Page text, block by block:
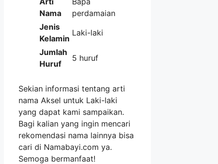
Nama
perdamaian
Jenis
Kelamin
Laki-laki
Jumlah
Huruf
5 huruf
Sekian informasi tentang arti
nama Aksel untuk Laki-laki
yang dapat kami sampaikan.
Bagi kalian yang ingin mencari
rekomendasi nama lainnya bisa
cari di Namabayi.com ya.
Semoga bermanfaat!